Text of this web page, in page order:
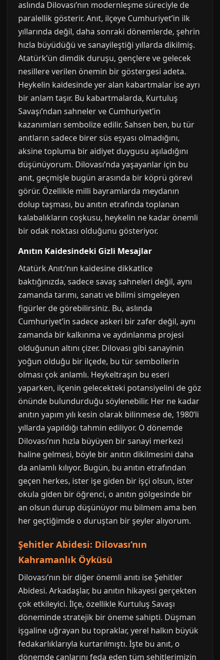
aslında Dilovası’nın modernleşme süreciyle de
paralellik gösterir. Anıt, ilçeye Cumhuriyet’in ilk
yıllarında değil, daha sonraki dönemlerde, şehrin
hızla büyüdüğü ve sanayileştiği yıllarda dikilmiş.
Atatürk’ün dimdik duruşu, gençlere ve gelecek
nesillere verilen önemin bir göstergesi adeta.
Heykelin kaidesinde yer alan kabartmalar ise ayrı
bir anlam taşır. Bu kabartmalarda, Kurtuluş
Savaşı’ndan sahneler ve Cumhuriyet’in
kazanımları sembolize edilir. Sahsen ben, bu tür
anıtların sadece birer süs eşyası olmadığını,
aksine topluma bir aidiyet duygusu aşıladığını
düşünüyorum. Dilovası’nda yaşayanlar için bu
anıt, geçmişle bugün arasında bir köprü görevi
görür. Özellikle milli bayramlarda meydanın
dolup taşması, bu anıtın etrafında toplanan
kalabalıkların coşkusu, heykelin ne kadar önemli
bir odak noktası olduğunu gösteriyor.
Anıtın Kaidesindeki Gizli Mesajlar
Atatürk Anıtı’nın kaidesine dikkatlice
baktığınızda, sadece savaş sahneleri değil, aynı
zamanda tarımı, sanatı ve bilimi simgeleyen
figürler de görebilirsiniz. Bu, aslında
Cumhuriyet’in sadece askeri bir zafer değil, aynı
zamanda bir kalkınma ve aydınlanma projesi
olduğunun altını çizer. Dilovası gibi sanayinin
yoğun olduğu bir ilçede, bu tür sembollerin
olması çok anlamlı. Heykeltraşın bu eseri
yaparken, ilçenin gelecekteki potansiyelini de göz
önünde bulundurduğu söylenebilir. Her ne kadar
anıtın yapım yılı kesin olarak bilinmese de, 1980’li
yıllarda yapıldığı tahmin ediliyor. O dönemde
Dilovası’nın hızla büyüyen bir sanayi merkezi
haline gelmesi, böyle bir anıtın dikilmesini daha
da anlamlı kılıyor. Bugün, bu anıtın etrafından
geçen herkes, ister işe giden bir işçi olsun, ister
okula giden bir öğrenci, o anıtın gölgesinde bir
an olsun durup düşünüyor mu bilmem ama ben
her geçtiğimde o duruştan bir şeyler alıyorum.
Şehitler Abidesi: Dilovası’nın
Kahramanlık Öyküsü
Dilovası’nın bir diğer önemli anıtı ise Şehitler
Abidesi. Arkadaşlar, bu anıtın hikayesi gerçekten
çok etkileyici. İlçe, özellikle Kurtuluş Savaşı
döneminde stratejik bir öneme sahipti. Düşman
işgaline uğrayan bu topraklar, yerel halkın büyük
fedakarlıklarıyla kurtarılmıştı. İşte bu anıt, o
dönemde canlarını feda eden tüm şehitlerimizin